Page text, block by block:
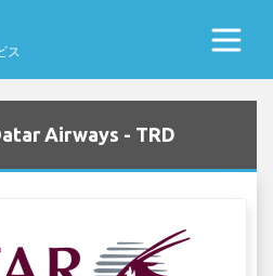
ス
Airways - TRD